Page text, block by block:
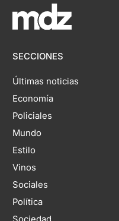
SECCIONES
Últimas noticias
Economía
Policiales
Mundo
Estilo
Vinos
Sociales
Política